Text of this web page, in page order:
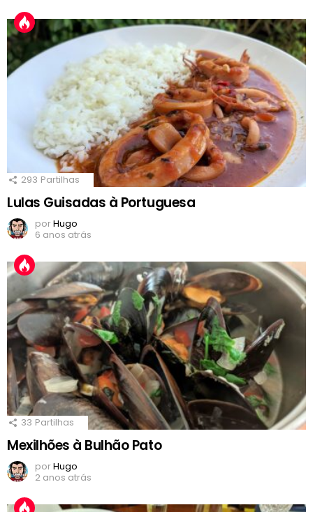
293 Partilhas
Lulas Guisadas à Portuguesa
porHugo
6 anos atrás
33 Partilhas
Mexilhões à Bulhão Pato
porHugo
2 anos atrás